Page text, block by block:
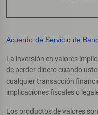
Acuerdo de Servicio de
La inversión en valores
de perder dinero cuando
cualquier transacción
implicaciones fiscales o
Los productos de valores